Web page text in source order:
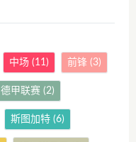
中场 (11) 前锋 (3)
德甲联赛 (2)
斯图加特 (6)